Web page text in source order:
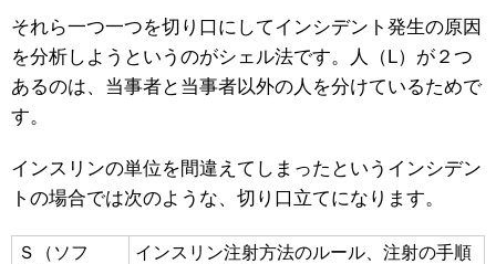
それら一つ一つを切り口にしてインシデント発生の原因
を分析しようというのがシェル法です。人（L）が２つ
あるのは、当事者と当事者以外の人を分けているためで
す。
インスリンの単位を間違えてしまったというインシデン
トの場合では次のような、切り口立てになります。
Ｓ（ソフ
インスリン注射方法のルール、注射の手順